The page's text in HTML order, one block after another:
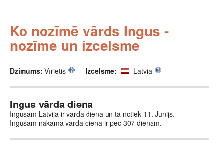
Ko nozīmē vārds Ingus -
nozīme un izcelsme
Dzimums: Vīrietis Izcelsme: Latvia
Ingus vārda diena
Ingusam Latvijā ir vārda diena un tā notiek 11. Junijs.
Ingusam nākamā vārda diena ir pēc 307 dienām.